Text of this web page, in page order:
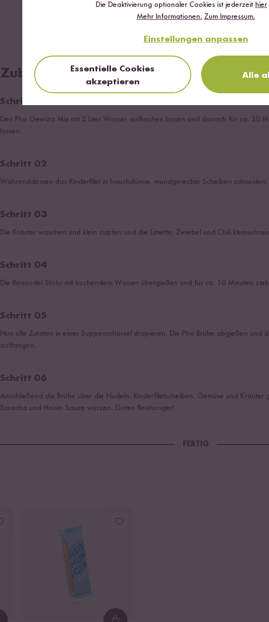
Zubereitung
Schritt 01
Den Pho Gewürz Mix mit 2 Liter Wasser aufkochen lassen und danach für ca. 30
lassen.
Schritt 02
Währenddessen das Rinderfilet in hauchdünne, mundgerechte Scheiben schneiden.
Schritt 03
Die Kräuter waschen und klein zupfen und die Limette, Zwiebel und Chili
Schritt 04
Die Reisnudel Sticks mit kochendem Wasser übergießen und für ca. 10 Minuten
Schritt 05
Nun alle Zutaten in einer Suppenschüssel drapieren. Die Pho Brühe abgießen und
auffangen.
Schritt 06
Anschließend die Brühe über die Nudeln, Rinderfiletscheiben, Gemüse und Kräuter
Sriracha und Hoisin Sauce würzen. Guten Reishunger!
FERTIG
Die Deaktivierung optionaler Cookies ist jederzeit hier
Mehr Informationen. Zum Impressum.
Einstellungen anpassen
Essentielle Cookies
akzeptieren
Alle